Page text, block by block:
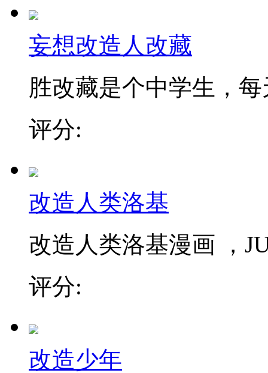
妄想改造人改藏
胜改藏是个中学生，
评分:
改造人类洛基
改造人类洛基漫画 ，
评分:
改造少年